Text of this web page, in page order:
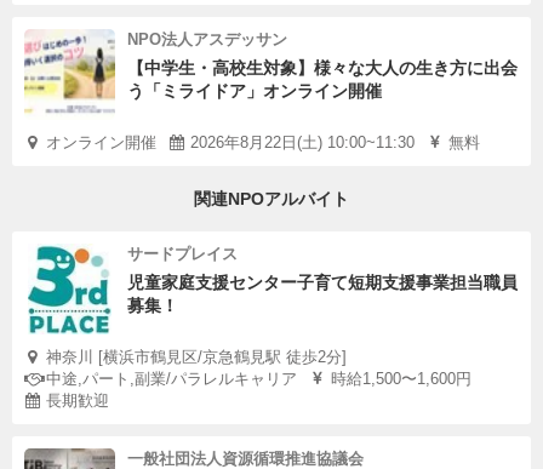
NPO法人アスデッサン
【中学生・高校生対象】様々な大人の生き方に出会
う「ミライドア」オンライン開催
オンライン開催 2026年8月22日(土) 10:00~11:30 無料
関連NPOアルバイト
サードプレイス
児童家庭支援センター子育て短期支援事業担当職員
募集！
神奈川 [横浜市鶴見区/京急鶴見駅 徒歩2分]
中途,パート,副業/パラレルキャリア
時給1,500〜1,600円
長期歓迎
一般社団法人資源循環推進協議会